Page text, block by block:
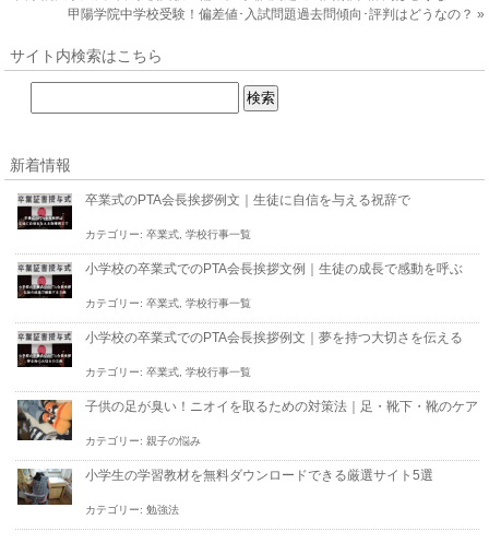
甲陽学院中学校受験！偏差値･入試問題過去問傾向･評判はどうなの？ »
サイト内検索はこちら
新着情報
卒業式のPTA会長挨拶例文｜生徒に自信を与える祝辞で
カテゴリー:卒業式 ,学校行事一覧
小学校の卒業式でのPTA会長挨拶文例｜生徒の成長で感動を呼ぶ
カテゴリー:卒業式 ,学校行事一覧
小学校の卒業式でのPTA会長挨拶例文｜夢を持つ大切さを伝える
カテゴリー:卒業式 ,学校行事一覧
子供の足が臭い！ニオイを取るための対策法｜足・靴下・靴のケア
カテゴリー:親子の悩み
小学生の学習教材を無料ダウンロードできる厳選サイト5選
カテゴリー:勉強法